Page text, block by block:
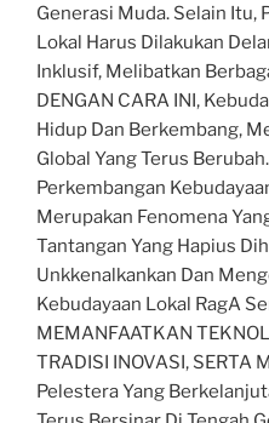
Generasi Muda. Selain Itu,
Lokal Harus Dilakukan
Inklusif, Melibatkan
DENGAN CARA INI,
Hidup Dan Berkembang,
Global Yang Terus
Perkembangan
Merupakan Fenomena
Tantangan Yang Hapius
Unkkenalkankan Dan
Kebudayaan Lokal RagA
MEMANFAATKAN
TRADISI INOVASI, SERTA
Pelestera Yang